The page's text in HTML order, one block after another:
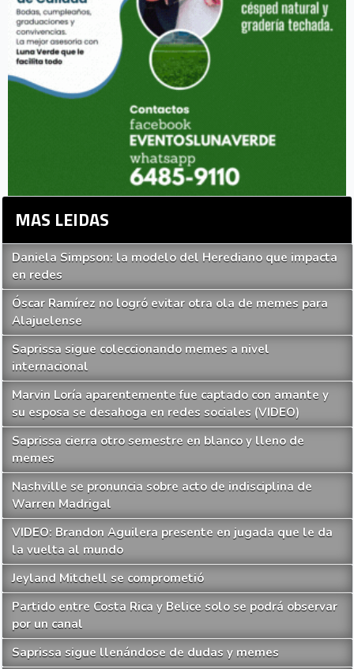
MAS LEIDAS
Daniela Simpson: la modelo del Herediano que impacta
en redes
Óscar Ramírez no logró evitar otra ola de memes para
Alajuelense
Saprissa sigue coleccionando memes a nivel
internacional
Marvin Loría aparentemente fue captado con amante y
su esposa se desahoga en redes sociales (VIDEO)
Saprissa cierra otro semestre en blanco y lleno de
memes
Nashville se pronuncia sobre acto de indisciplina de
Warren Madrigal
VIDEO: Brandon Aguilera presente en jugada que le da
la vuelta al mundo
Jeyland Mitchell se comprometió
Partido entre Costa Rica y Belice solo se podrá observar
por un canal
Saprissa sigue llenándose de dudas y memes